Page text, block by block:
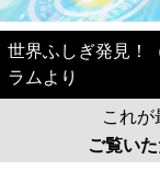
これが
ご覧い